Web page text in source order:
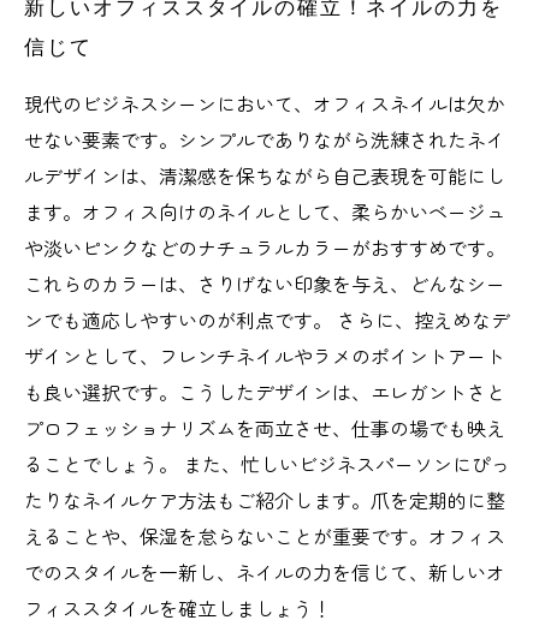
新しいオフィススタイルの確立！ネイルの力を
信じて
現代のビジネスシーンにおいて、オフィスネイルは欠か
せない要素です。シンプルでありながら洗練されたネイ
ルデザインは、清潔感を保ちながら自己表現を可能にし
ます。オフィス向けのネイルとして、柔らかいベージュ
や淡いピンクなどのナチュラルカラーがおすすめです。
これらのカラーは、さりげない印象を与え、どんなシー
ンでも適応しやすいのが利点です。 さらに、控えめなデ
ザインとして、フレンチネイルやラメのポイントアート
も良い選択です。こうしたデザインは、エレガントさと
プロフェッショナリズムを両立させ、仕事の場でも映え
ることでしょう。 また、忙しいビジネスパーソンにぴっ
たりなネイルケア方法もご紹介します。爪を定期的に整
えることや、保湿を怠らないことが重要です。オフィス
でのスタイルを一新し、ネイルの力を信じて、新しいオ
フィススタイルを確立しましょう！